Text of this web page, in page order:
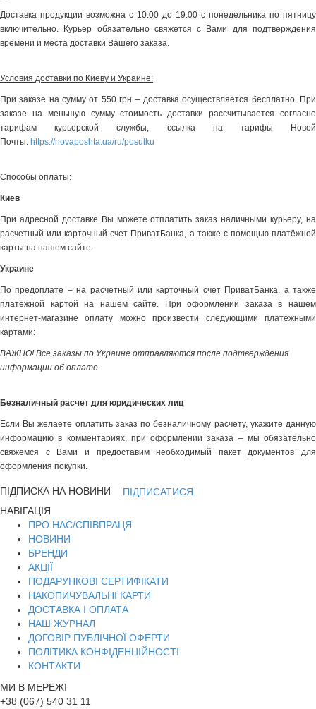
Доставка продукции возможна с 10:00 до 19:00 с понедельника по пятницу
включительно. Курьер обязательно свяжется с Вами для подтверждения
времени и места доставки Вашего заказа.
Условия доставки по Киеву и Украине:
При заказе на сумму от 550 грн – доставка осуществляется бесплатно. При
заказе на меньшую сумму стоимость доставки рассчитывается согласно
тарифам курьерской службы, ссылка на тарифы Новой
Почты: https://novaposhta.ua/ru/posulku
Способы оплаты:
Киев
При адресной доставке Вы можете отплатить заказ наличными курьеру, на
расчетный или карточный счет ПриватБанка, а также с помощью платёжной
карты на нашем сайте.
Украине
По предоплате – на расчетный или карточный счет ПриватБанка, а также
платёжной картой на нашем сайте. При оформлении заказа в нашем
интернет-магазине оплату можно произвести следующими платёжными
картами:
ВАЖНО! Все заказы по Украине отправляются после подтверждения
информации об оплате.
Безналичный расчет для юридических лиц
Если Вы желаете оплатить заказ по безналичному расчету, укажите данную
информацию в комментариях, при оформлении заказа – мы обязательно
свяжемся с Вами и предоставим необходимый пакет документов для
оформления покупки.
ПІДПИСКА НА НОВИНИ
ПІДПИСАТИСЯ
НАВІГАЦІЯ
ПРО НАС/СПІВПРАЦЯ
НОВИНИ
БРЕНДИ
АКЦІЇ
ПОДАРУНКОВІ СЕРТИФІКАТИ
НАКОПИЧУВАЛЬНІ КАРТИ
ДОСТАВКА І ОПЛАТА
НАШ ЖУРНАЛ
ДОГОВІР ПУБЛІЧНОЇ ОФЕРТИ
ПОЛІТИКА КОНФІДЕНЦІЙНОСТІ
КОНТАКТИ
МИ В МЕРЕЖІ
+38 (067) 540 31 11